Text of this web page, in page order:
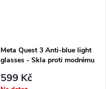
Meta Quest 3 Anti-blue light
glasses - Skla proti modrému
599 Kč